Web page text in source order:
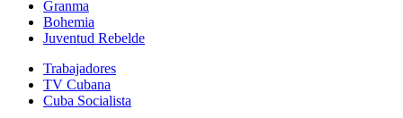
Granma
Bohemia
Juventud Rebelde
Trabajadores
TV Cubana
Cuba Socialista